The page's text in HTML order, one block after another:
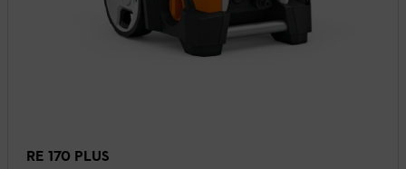
RE 170 PLUS